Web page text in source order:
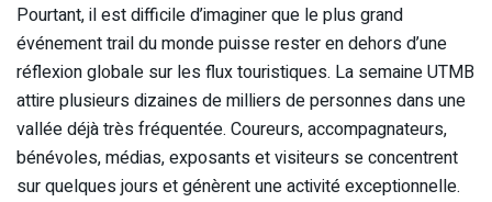
Pourtant, il est difficile d’imaginer que le plus grand
événement trail du monde puisse rester en dehors d’une
réflexion globale sur les flux touristiques. La semaine UTMB
attire plusieurs dizaines de milliers de personnes dans une
vallée déjà très fréquentée. Coureurs, accompagnateurs,
bénévoles, médias, exposants et visiteurs se concentrent
sur quelques jours et génèrent une activité exceptionnelle.